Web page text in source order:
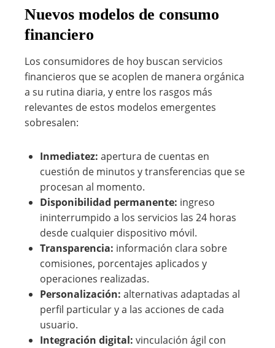
Nuevos modelos de consumo
financiero
Los consumidores de hoy buscan servicios
financieros que se acoplen de manera orgánica
a su rutina diaria, y entre los rasgos más
relevantes de estos modelos emergentes
sobresalen:
Inmediatez: apertura de cuentas en
cuestión de minutos y transferencias que se
procesan al momento.
Disponibilidad permanente: ingreso
ininterrumpido a los servicios las 24 horas
desde cualquier dispositivo móvil.
Transparencia: información clara sobre
comisiones, porcentajes aplicados y
operaciones realizadas.
Personalización: alternativas adaptadas al
perfil particular y a las acciones de cada
usuario.
Integración digital: vinculación ágil con